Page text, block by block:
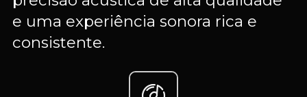
e uma experiência sonora rica e
consistente.